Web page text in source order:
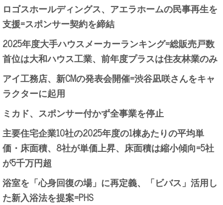
ロゴスホールディングス、アエラホームの民事再生を
支援=スポンサー契約を締結
2025年度大手ハウスメーカーランキング=総販売戸数
首位は大和ハウス工業、前年度プラスは住友林業のみ
アイ工務店、新CMの発表会開催=渋谷凪咲さんをキャ
ラクターに起用
ミカド、スポンサー付かず全事業を停止
主要住宅企業10社の2025年度の1棟あたりの平均単
価・床面積、8社が単価上昇、床面積は縮小傾向=5社
が5千万円超
浴室を「心身回復の場」に再定義、「ビバス」活用し
た新入浴法を提案=PHS